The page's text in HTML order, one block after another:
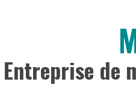
Entreprise de